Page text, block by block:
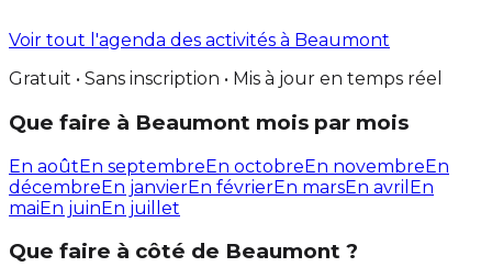
Voir tout l'agenda des activités à Beaumont
Gratuit • Sans inscription • Mis à jour en temps réel
Que faire à Beaumont mois par mois
En aoûtEn septembreEn octobreEn novembreEn
décembreEn janvierEn févrierEn marsEn avril En
maiEn juinEn juillet
Que faire à côté de Beaumont ?